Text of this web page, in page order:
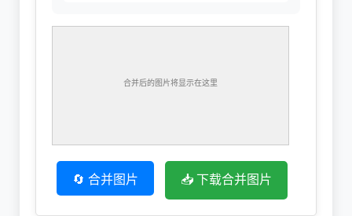
🔄 合并图片 📥 下载合并图片